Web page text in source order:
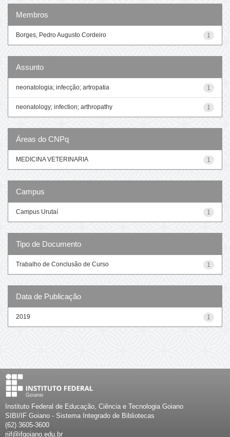
Membros
1
Borges, Pedro Augusto Cordeiro
Assunto
1
neonatologia; infecção; artropatia
1
neonatology; infection; arthropathy
Áreas do CNPq
1
MEDICINA VETERINARIA
Campus
1
Campus Urutaí
Tipo de Documento
1
Trabalho de Conclusão de Curso
Data de Publicação
1
2019
Instituto Federal de Educação, Ciência e Tecnologia Goiano
SIBI/IF Goiano - Sistema Integrado de Bibliotecas
(62) 3605-3600
riif@ifgoiano.edu.br